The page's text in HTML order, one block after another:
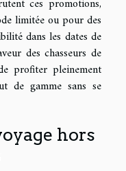
ces promotions,
limitée ou pour des
dans les dates de
des chasseurs de
profiter pleinement
de gamme sans se
hors